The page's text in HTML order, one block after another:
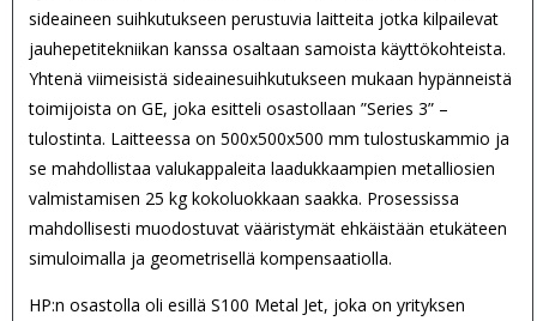
sideaineen suihkutukseen perustuvia laitteita jotka kilpailevat
jauhepetitekniikan kanssa osaltaan samoista käyttökohteista.
Yhtenä viimeisistä sideainesuihkutukseen mukaan hypänneistä
toimijoista on GE, joka esitteli osastollaan ”Series 3” –
tulostinta. Laitteessa on 500x500x500 mm tulostuskammio ja
se mahdollistaa valukappaleita laadukkaampien metalliosien
valmistamisen 25 kg kokoluokkaan saakka. Prosessissa
mahdollisesti muodostuvat vääristymät ehkäistään etukäteen
simuloimalla ja geometrisellä kompensaatiolla.
HP:n osastolla oli esillä S100 Metal Jet, joka on yrityksen